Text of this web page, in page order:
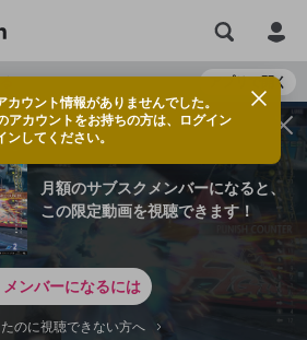
アプリで開く
月額のサブスクメンバーになると、
この限定動画を視聴できます！
メンバーになるには
のに視聴できない方へ
カウント情報がありませんでした。
アカウントをお持ちの方は、ログイン
してください。